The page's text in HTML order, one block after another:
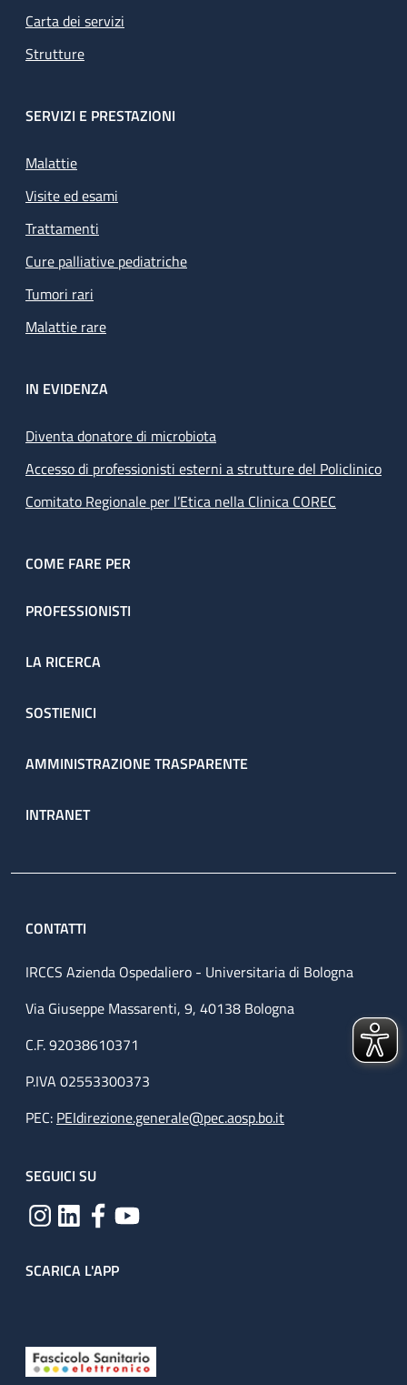
Carta dei servizi
Strutture
SERVIZI E PRESTAZIONI
Malattie
Visite ed esami
Trattamenti
Cure palliative pediatriche
Tumori rari
Malattie rare
IN EVIDENZA
Diventa donatore di microbiota
Accesso di professionisti esterni a strutture del Policlinico
Comitato Regionale per l’Etica nella Clinica COREC
COME FARE PER
PROFESSIONISTI
LA RICERCA
SOSTIENICI
AMMINISTRAZIONE TRASPARENTE
INTRANET
CONTATTI
IRCCS Azienda Ospedaliero - Universitaria di Bologna
Via Giuseppe Massarenti, 9, 40138 Bologna
C.F. 92038610371
P.IVA 02553300373
PEC: PEIdirezione.generale@pec.aosp.bo.it
SEGUICI SU
SCARICA L'APP